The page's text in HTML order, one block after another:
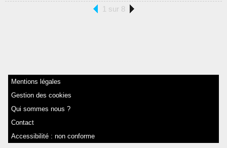
1 sur 8
Mentions légales
Gestion des cookies
Qui sommes nous ?
Contact
Accessibilité : non conforme